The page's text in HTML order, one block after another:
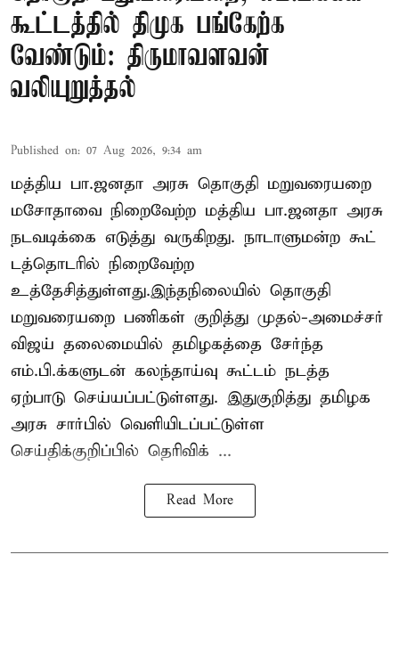
கூட்டத்தில் திமுக பங்கேற்க
வேண்டும்: திருமாவளவன்
வலியுறுத்தல்
Published on: 07 Aug 2026, 9:34 am
மத்திய பா.ஜனதா அரசு தொகுதி மறுவரையறை
மசோதாவை நிறைவேற்ற மத்திய பா.ஜனதா அரசு
நடவடிக்கை எடுத்து வருகிறது. நாடாளுமன்ற கூட்
டத்தொடரில் நிறைவேற்ற
உத்தேசித்துள்ளது.இந்தநிலையில் தொகுதி
மறுவரையறை பணிகள் குறித்து முதல்-அமைச்சர்
விஜய் தலைமையில் தமிழகத்தை சேர்ந்த
எம்.பி.க்களுடன் கலந்தாய்வு கூட்டம் நடத்த
ஏற்பாடு செய்யப்பட்டுள்ளது. இதுகுறித்து தமிழக
அரசு சார்பில் வெளியிடப்பட்டுள்ள
செய்திக்குறிப்பில் தெரிவிக் ...
Read More